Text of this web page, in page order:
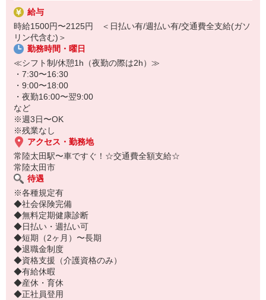
＊入浴や食事などの介助 など
環境、待遇どちらも良好◎
病院勤務が初めての方の定着率も高め☆
お試し2ヶ月〜の勤務も大歓迎です♪
給与
時給1500円〜2125円 ＜日払い有/週払い有/交通費全支給(ガソ
リン代含む)＞
勤務時間・曜日
≪シフト制/休憩1h（夜勤の際は2h）≫
・7:30〜16:30
・9:00〜18:00
・夜勤16:00〜翌9:00
など
※週3日〜OK
※残業なし
アクセス・勤務地
常陸太田駅〜車ですぐ！☆交通費全額支給☆
常陸太田市
待遇
※各種規定有
◆社会保険完備
◆無料定期健康診断
◆日払い・週払い可
◆短期（2ヶ月）〜長期
◆退職金制度
◆資格支援（介護資格のみ）
◆有給休暇
◆産休・育休
◆正社員登用